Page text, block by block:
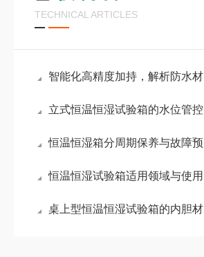
TECHNICAL ARTICLES
智能化高精度加持，解析防水材料拉力试验机实用价值
立式恒温恒湿试验箱的水位管控与加湿系统维护技巧
恒温恒湿箱分周期保养与故障预防方案
恒温恒湿试验箱适用领域与使用养护要点
桌上型恒温恒湿试验箱的内胆材质与耐腐蚀性能